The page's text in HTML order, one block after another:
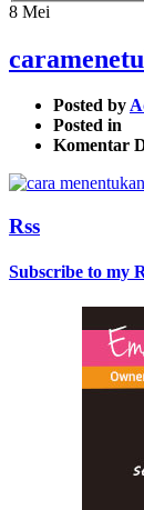
8 Mei
Posted by
Posted in
Komentar
Rss
Subscribe to my